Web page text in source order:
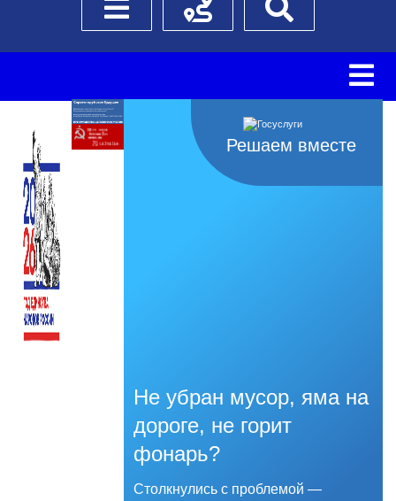
Боковое менюСхема проезда
Решаем вместе
Не убран мусор, яма на
дороге, не горит
фонарь?
Столкнулись с проблемой —